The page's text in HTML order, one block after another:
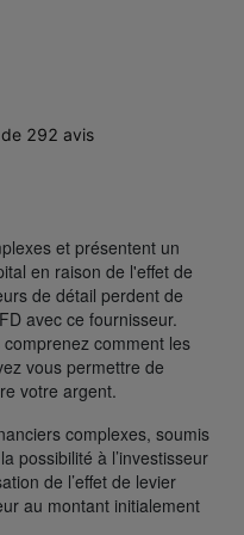
et présentent un
en raison de l'effet de
de détail perdent de
avec ce fournisseur.
comment les
vous permettre de
votre argent.
complexes, soumis
possibilité à l’investisseur
de l’effet de levier
au montant initialement